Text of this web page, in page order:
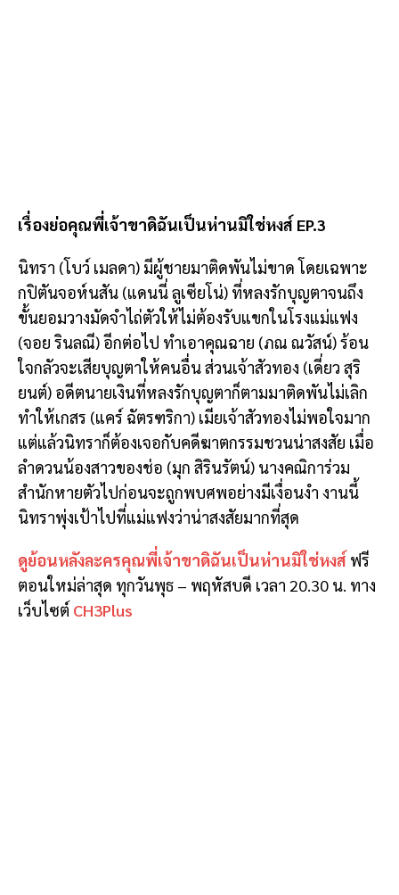
เรื่องย่อคุณพี่เจ้าขาดิฉันเป็นห่านมิใช่หงส์ EP.3
นิทรา (โบว์ เมลดา) มีผู้ชายมาติดพันไม่ขาด โดยเฉพาะ
กปิตันจอห์นสัน (แดนนี่ ลูเซียโน่) ที่หลงรักบุญตาจนถึง
ขั้นยอมวางมัดจำไถ่ตัวให้ไม่ต้องรับแขกในโรงแม่แฟง
(จอย รินลณี) อีกต่อไป ทำเอาคุณฉาย (ภณ ณวัสน์) ร้อน
ใจกลัวจะเสียบุญตาให้คนอื่น ส่วนเจ้าสัวทอง (เดี่ยว สุริ
ยนต์) อดีตนายเงินที่หลงรักบุญตาก็ตามมาติดพันไม่เลิก
ทำให้เกสร (แคร์ ฉัตรฑริกา) เมียเจ้าสัวทองไม่พอใจมาก
แต่แล้วนิทราก็ต้องเจอกับคดีฆาตกรรมชวนน่าสงสัย เมื่อ
ลำดวนน้องสาวของช่อ (มุก สิรินรัตน์) นางคณิการ่วม
สำนักหายตัวไปก่อนจะถูกพบศพอย่างมีเงื่อนงำ งานนี้
นิทราพุ่งเป้าไปที่แม่แฟงว่าน่าสงสัยมากที่สุด
ดูย้อนหลังละครคุณพี่เจ้าขาดิฉันเป็นห่านมิใช่หงส์ ฟรี
ตอนใหม่ล่าสุด ทุกวันพุธ – พฤหัสบดี เวลา 20.30 น. ทาง
เว็บไซต์ CH3Plus